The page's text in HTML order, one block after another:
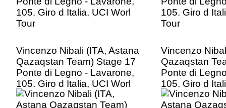
Vincenzo Nibali (ITA, Astana
Qazaqstan Team) Stage 17
Ponte di Legno - Lavarone,
105. Giro d Italia, UCI Worl
Tour
Vincenzo
Qazaqstan
Ponte di
105. Giro d
Tour